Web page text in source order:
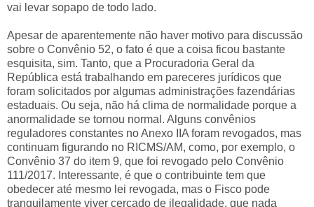
vai levar sopapo de todo lado.
Apesar de aparentemente não haver motivo para discussão
sobre o Convênio 52, o fato é que a coisa ficou bastante
esquisita, sim. Tanto, que a Procuradoria Geral da
República está trabalhando em pareceres jurídicos que
foram solicitados por algumas administrações fazendárias
estaduais. Ou seja, não há clima de normalidade porque a
anormalidade se tornou normal. Alguns convênios
reguladores constantes no Anexo IIA foram revogados, mas
continuam figurando no RICMS/AM, como, por exemplo, o
Convênio 37 do item 9, que foi revogado pelo Convênio
111/2017. Interessante, é que o contribuinte tem que
obedecer até mesmo lei revogada, mas o Fisco pode
tranquilamente viver cercado de ilegalidade, que nada